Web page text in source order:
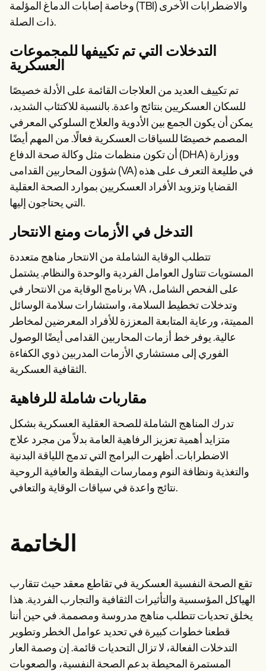
وخاصة إصابات الدماغ المؤلمة (TBI) والاضطرابات الأخرى
ذات الصلة.
التدخلات التي تم تكييفها للمجموعات
العسكرية
تم تكييف العديد من العلاجات القائمة على الأدلة خصيصًا
للسكان العسكريين بنتائج واعدة. بالنسبة للاكتئاب الشديد،
يمكن أن يكون الجمع بين الأدوية والعلاج السلوكي المعرفي
المصمم خصيصًا للسياقات العسكرية فعالًا. من المهم أيضًا
أن تكون منظمات مثل وكالة صحة الدفاع (DHA) ووزارة
شؤون المحاربين القدامى (VA) في طليعة التعرف على هذه
القضايا وتزويد الأفراد العسكريين بموارد الصحة العقلية
التي يحتاجون إليها.
التدخل في الأزمات ومنع الانتحار
تتطلب الوقاية الشاملة من الانتحار مناهج متعددة
المستويات تتناول العوامل الفردية والوحدة والنظام. يشتمل
برنامج الوقاية من الانتحار في VA على الفحص الشامل،
وتدخلات تخطيط السلامة، واستشارات سلامة الوسائل
المميتة، ورعاية المتابعة المعززة للأفراد المعرضين لمخاطر
عالية. يوفر خط أزمات المحاربين القدامى أيضًا الوصول
الفوري إلى مستشاري الأزمات المدربين ذوي الكفاءة
الثقافية العسكرية.
مقاربات شاملة للرفاهية
تدرك المناهج الشاملة للصحة العقلية العسكرية بشكل
متزايد أهمية تعزيز الرفاهية العامة بدلاً من مجرد علاج
الاضطرابات. أظهرت البرامج التي تدمج اللياقة البدنية
والتغذية ونظافة النوم وممارسات اليقظة والعافية الروحية
نتائج واعدة في سياقات الوقاية والتعافي.
الخاتمة
تقع الصحة النفسية العسكرية في تقاطع معقد حيث تتقارب
الهياكل المؤسسية والتأثيرات الثقافية والتجارب الفردية. هذا
يخلق تحديات تتطلب مناهج مدروسة ومصممة. في حين أننا
قطعنا خطوات كبيرة في تحديد عوامل الخطر وتطوير
التدخلات الفعالة، لا تزال التحديات قائمة. إن وصمة العار
المستمرة المحيطة بدعم الصحة النفسية، والصعوبات